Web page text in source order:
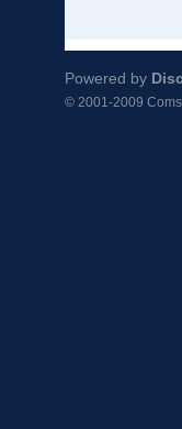
Powered by
© 2001-2009